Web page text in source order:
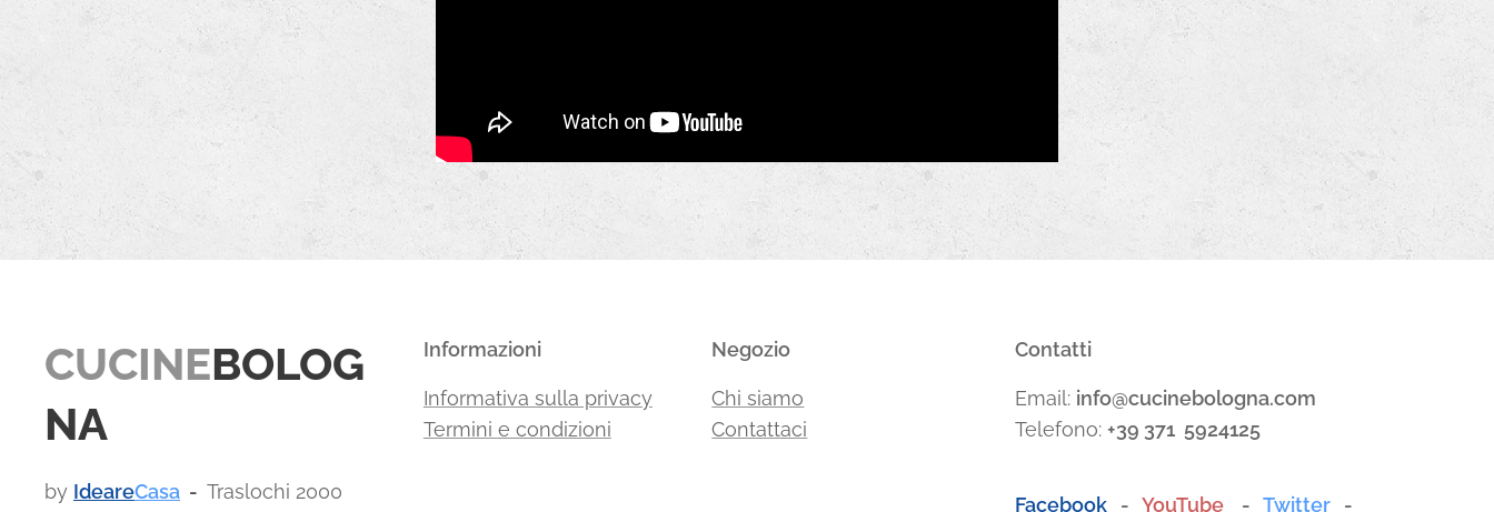
CUCINEBOLOG
NA
by IdeareCasa - Traslochi 2000
Informazioni
Informativa sulla privacy
Termini e condizioni
Negozio
Chi siamo
Contattaci
Contatti
Email: info@cucinebologna.com
Telefono: +39 371 5924125
Facebook -YouTube -Twitter -